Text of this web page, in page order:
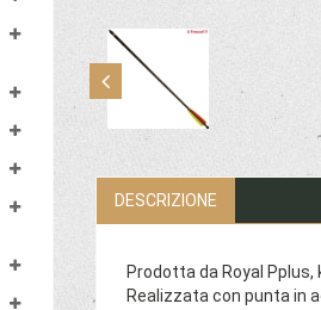
DESCRIZIONE
Prodotta da Royal
Realizzata con punta in